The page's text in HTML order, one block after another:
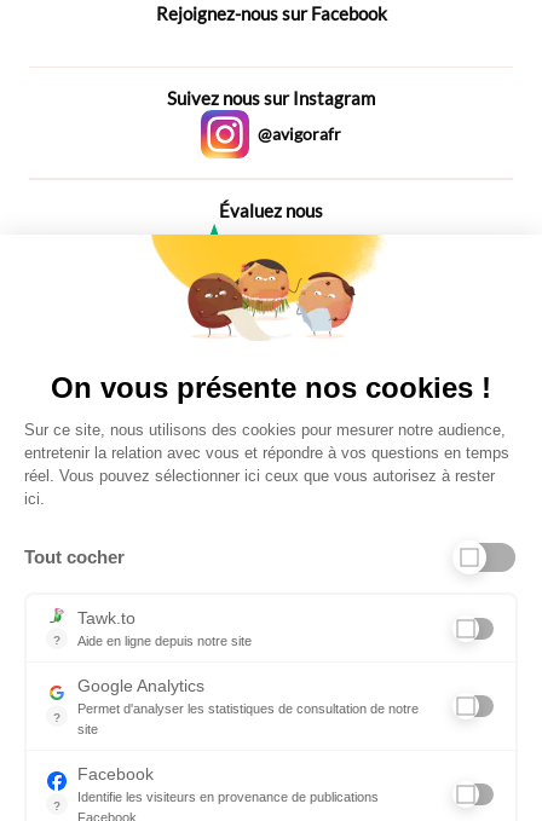
Rejoignez-nous sur Facebook
Suivez nous sur Instagram
@avigorafr
Évaluez nous
Plus de 650 Avis
FAQ - réponses à vos questions
Conditions Générales de Service
On vous présente nos cookies !
Sur ce site, nous utilisons des cookies pour mesurer notre audience,
entretenir la relation avec vous et répondre à vos questions en temps
réel. Vous pouvez sélectionner ici ceux que vous autorisez à rester
ici.
Tout cocher
?
Tawk.to
Aide en ligne depuis notre site
?
Google Analytics
Permet d'analyser les statistiques de consultation de notre
site
?
Facebook
Identifie les visiteurs en provenance de publications
Facebook